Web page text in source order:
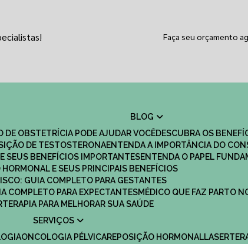
Faça seu orçamento
BLOG
DE OBSTETRÍCIA PODE AJUDAR VOCÊ
DESCUBRA OS
DE TESTOSTERONA
ENTENDA A IMPORTÂNCIA DO
SEUS BENEFÍCIOS IMPORTANTES
ENTENDA O PAPEL
HORMONAL E SEUS PRINCIPAIS BENEFÍCIOS
GUIA COMPLETO PARA GESTANTES
COMPLETO PARA EXPECTANTES
MÉDICO QUE FAZ PARTO
PARA MELHORAR SUA SAÚDE
SERVIÇOS
ONCOLOGIA PÉLVICA REPOSIÇÃO HORMONAL